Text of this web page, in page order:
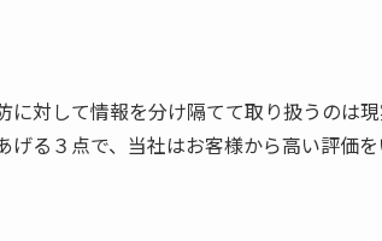
対して情報を分け隔てて取り扱うのは
る３点で、当社はお客様から高い評価